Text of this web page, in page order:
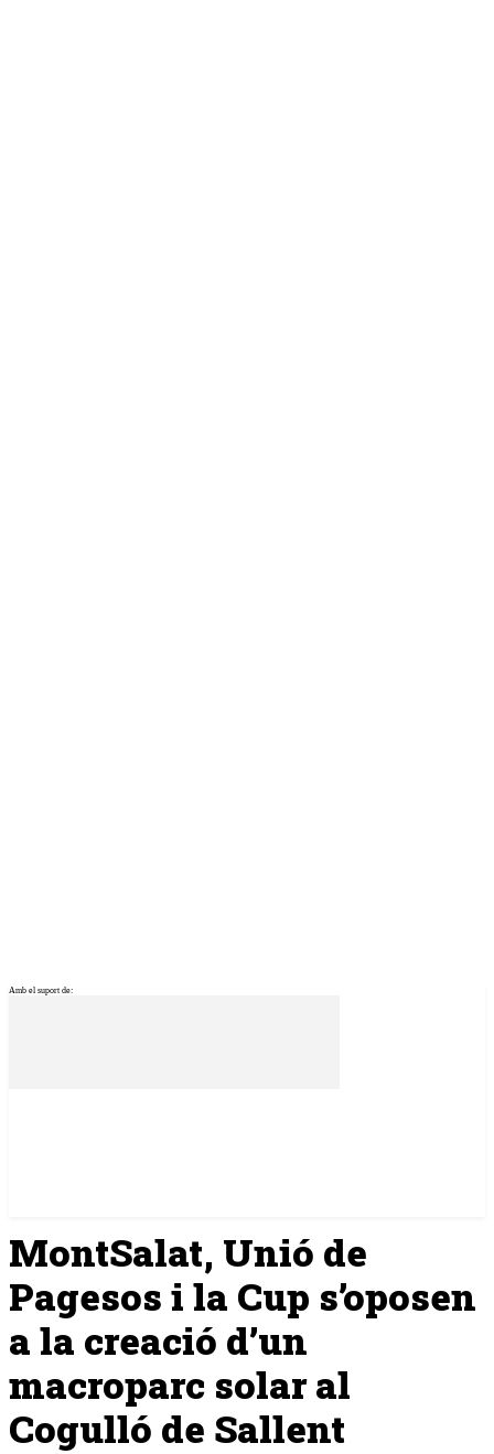
Amb el suport de:
MontSalat, Unió de
Pagesos i la Cup s’oposen
a la creació d’un
macroparc solar al
Cogulló de Sallent